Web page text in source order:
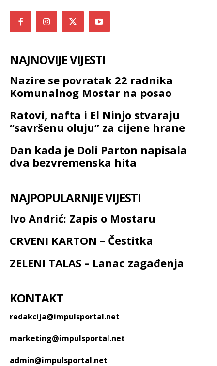
NAJNOVIJE VIJESTI
Nazire se povratak 22 radnika
Komunalnog Mostar na posao
Ratovi, nafta i El Ninjo stvaraju
“savršenu oluju” za cijene hrane
Dan kada je Doli Parton napisala
dva bezvremenska hita
NAJPOPULARNIJE VIJESTI
Ivo Andrić: Zapis o Mostaru
CRVENI KARTON – Čestitka
ZELENI TALAS – Lanac zagađenja
KONTAKT
redakcija@impulsportal.net
marketing@impulsportal.net
admin@impulsportal.net